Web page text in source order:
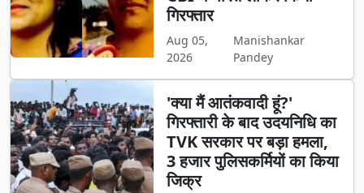
गिरफ्तार
Aug 05,
2026
Manishankar
Pandey
'क्या मैं आतंकवादी हूं?'
गिरफ्तारी के बाद उदयनिधि का
TVK सरकार पर बड़ा हमला,
3 हजार पुलिसकर्मियों का किया
जिक्र